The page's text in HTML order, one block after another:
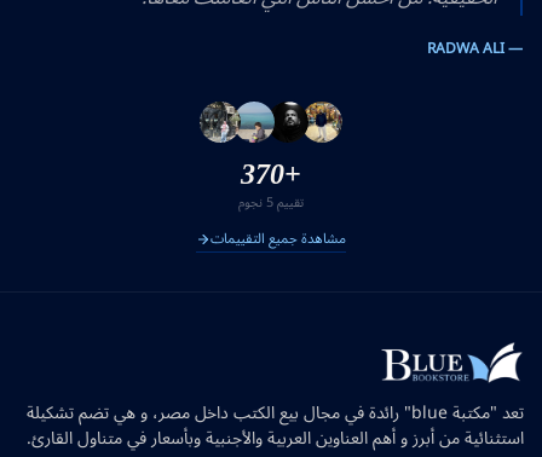
— RADWA ALI
+370
تقييم 5 نجوم
مشاهدة جميع التقييمات
تعد "مكتبة blue" رائدة في مجال بيع الكتب داخل مصر، و هي تضم تشكيلة
استثنائية من أبرز و أهم العناوين العربية والأجنبية وبأسعار في متناول القارئ.